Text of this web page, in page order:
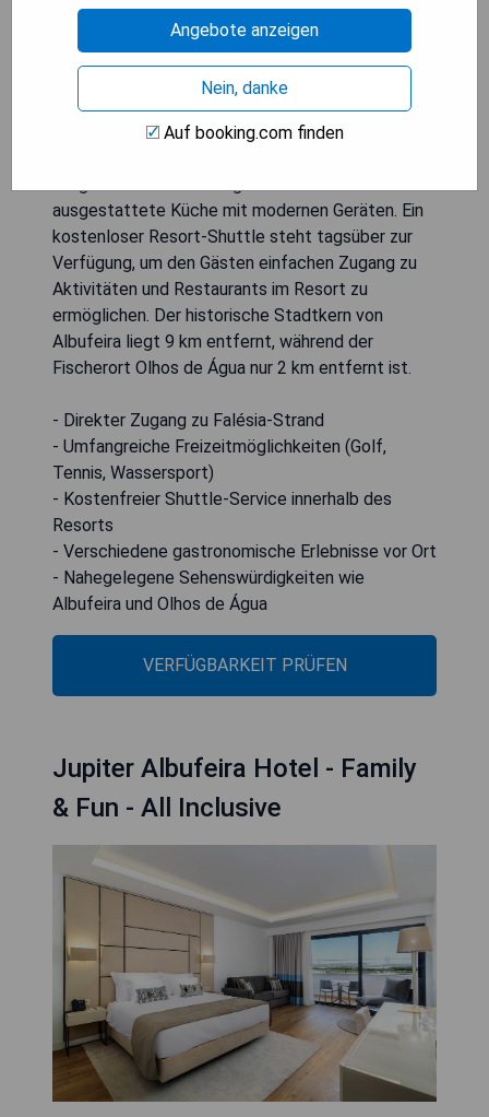
800 Meter von den Stränden des Atlantiks
entfernt liegt. Es bietet eine Vielzahl von
Wellness-Einrichtungen und Restaurants sowie
direkten Zugang zum berühmten Falésia-Strand.
Die Apartments mit 1, 2 oder 3 Schlafzimmern
ausgestattete Küche mit modernen Geräten. Ein
kostenloser Resort-Shuttle steht tagsüber zur
Verfügung, um den Gästen einfachen Zugang zu
Aktivitäten und Restaurants im Resort zu
ermöglichen. Der historische Stadtkern von
Albufeira liegt 9 km entfernt, während der
Fischerort Olhos de Água nur 2 km entfernt ist.
- Direkter Zugang zu Falésia-Strand
- Umfangreiche Freizeitmöglichkeiten (Golf,
Tennis, Wassersport)
- Kostenfreier Shuttle-Service innerhalb des
Resorts
- Verschiedene gastronomische Erlebnisse vor Ort
- Nahegelegene Sehenswürdigkeiten wie
Albufeira und Olhos de Água
VERFÜGBARKEIT PRÜFEN
Jupiter Albufeira Hotel - Family
& Fun - All Inclusive
Angebote anzeigen
Nein, danke
Auf booking.com finden